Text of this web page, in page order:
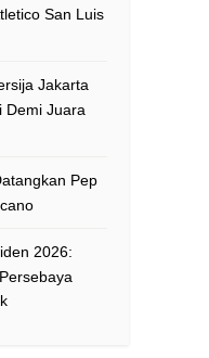
San Luis
Jakarta
Demi Juara
Pep
2026: